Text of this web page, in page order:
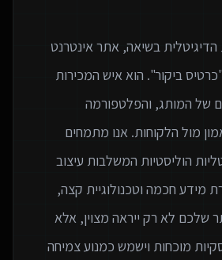
הדיגיטלית בשיאה, אתר אינטרנט
ביקור". הוא איש המכירות
7, הפנים של המותג, והפלטפורמה
מול הלקוחות. אנו מתמחים
הוליסטיות המשלבות עיצוב
מידע חכמה וטכנולוגיית קצה,
שלכם לא רק ייראה מצוין, אלא
מוכחות וישמש כמנוע צמיחה